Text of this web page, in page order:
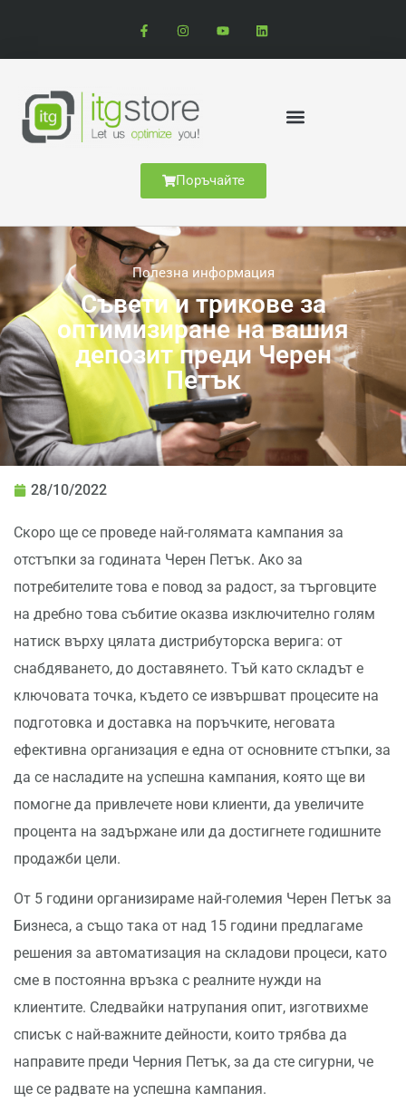
Поръчайте
Полезна информация
Съвети и трикове за
оптимизиране на вашия
депозит преди Черен
Петък
28/10/2022
Скоро ще се проведе най-голямата кампания за
отстъпки за годината Черен Петък. Ако за
потребителите това е повод за радост, за търговците
на дребно това събитие оказва изключително голям
натиск върху цялата дистрибуторска верига: от
снабдяването, до доставянето. Тъй като складът е
ключовата точка, където се извършват процесите на
подготовка и доставка на поръчките, неговата
ефективна организация е една от основните стъпки, за
да се насладите на успешна кампания, която ще ви
помогне да привлечете нови клиенти, да увеличите
процента на задържане или да достигнете годишните
продажби цели.
От 5 години организираме най-големия Черен Петък за
Бизнеса, а също така от над 15 години предлагаме
решения за автоматизация на складови процеси, като
сме в постоянна връзка с реалните нужди на
клиентите. Следвайки натрупания опит, изготвихме
списък с най-важните дейности, които трябва да
направите преди Черния Петък, за да сте сигурни, че
ще се радвате на успешна кампания.